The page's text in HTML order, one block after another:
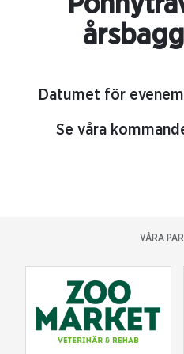
Datumet för
Se våra
VÅRA